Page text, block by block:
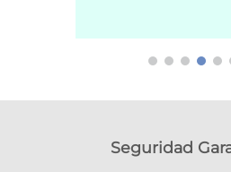
Seguridad